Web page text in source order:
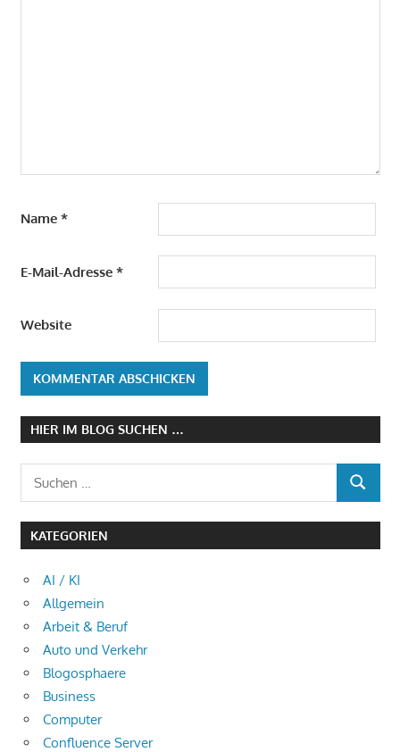
Name *
E-Mail-Adresse *
Website
HIER IM BLOG SUCHEN …
SUCHEN
KATEGORIEN
AI / KI
Allgemein
Arbeit & Beruf
Auto und Verkehr
Blogosphaere
Business
Computer
Confluence Server